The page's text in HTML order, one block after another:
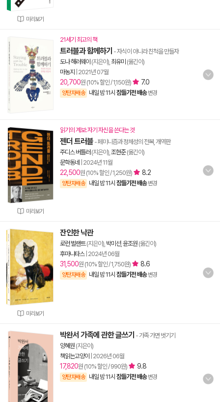
미리보기
21세기 최고의 책
트러블과 함께하기 - 자식이 아니라 친척을 만들자
도나 해러웨이 (지은이), 최유미 (옮긴이)
마농지
2021년 07월
20,700원 (10% 할인 / 1,150원) 7.0
양탄자배송 내일 밤 11시 잠들기전 배송 변경
미리보기
읽기의 계보: 자기 자신을 쓴다는 것
젠더 트러블 - 페미니즘과 정체성의 전복, 개역판
주디스 버틀러 (지은이), 조현준(옮긴이)
문학동네
2024년 11월
22,500원 (10% 할인 / 1,250원) 8.2
양탄자배송 내일 밤 11시 잠들기전 배송 변경
미리보기
잔인한 낙관
로런 벌랜트(지은이), 박미선, 윤조원 (옮긴이)
후마니타스| 2024년 06월
31,500원 (10% 할인 / 1,750원) 8.6
양탄자배송 내일 밤 11시 잠들기전 배송 변경
박완서 가족에 관한 글쓰기 - 가족 가면 벗기기
양혜원 (지은이)
책읽는고양이
2026년 06월
17,820원 (10% 할인 / 990원) 9.8
양탄자배송 내일 밤 11시 잠들기전 배송 변경